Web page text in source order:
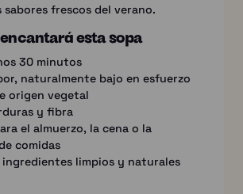
sabores frescos del verano.
esta sopa
30 minutos
naturalmente bajo en esfuerzo
origen vegetal
y fibra
el almuerzo, la cena o la
comidas
ingredientes limpios y naturales